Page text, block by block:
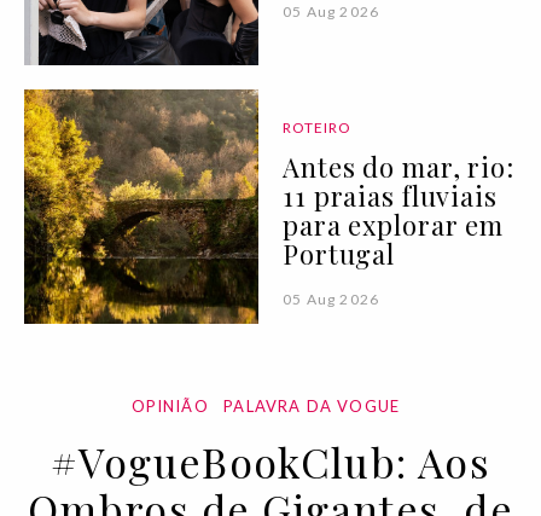
05 Aug 2026
ROTEIRO
Antes do mar, rio:
11 praias fluviais
para explorar em
Portugal
05 Aug 2026
OPINIÃO PALAVRA DA VOGUE
#VogueBookClub: Aos